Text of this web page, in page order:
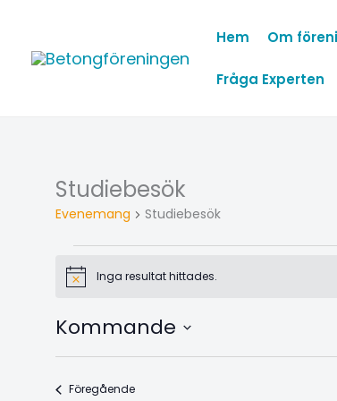
innehåll
Hem Om
Fråga Experten
Studiebesök
Evenemang Studiebesök
Evenemang
Notis Inga resultat hittades.
Kommande
Välj
datum.
FöregåendeEvenemang